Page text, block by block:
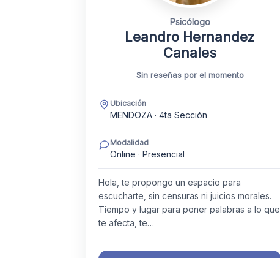
Psicólogo
Leandro Hernandez
Canales
Sin reseñas por el momento
Ubicación
MENDOZA · 4ta Sección
Modalidad
Online · Presencial
Hola, te propongo un espacio para
escucharte, sin censuras ni juicios morales.
Tiempo y lugar para poner palabras a lo que
te afecta, te…